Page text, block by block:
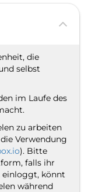
die
selbst
im Laufe des
zu arbeiten
Verwendung
). Bitte
falls ihr
einloggt, könnt
während